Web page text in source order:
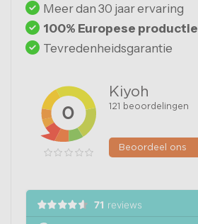
Meer dan 30 jaar ervaring
100% Europese productie
Tevredenheidsgarantie